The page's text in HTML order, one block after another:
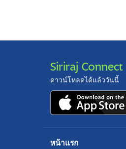
Siriraj
ดาวน์โหลดได้แล้ววันนี้
หน้าแรก